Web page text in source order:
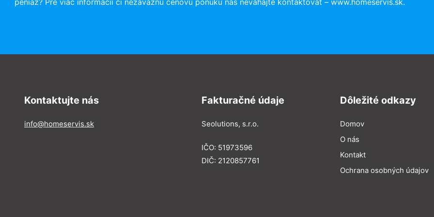
Kontaktujte nás
info@homeservis.sk
Fakturačné údaje
Seolutions, s.r.o.
IČO: 51973596
DIČ: 2120857761
Dôležité odkazy
Domov
O nás
Kontakt
Ochrana osobných údajov